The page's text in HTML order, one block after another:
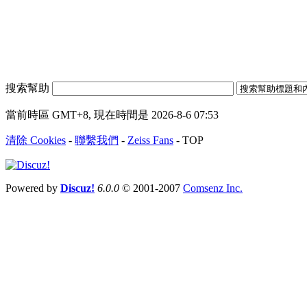
搜索幫助
當前時區 GMT+8, 現在時間是 2026-8-6 07:53
清除 Cookies - 聯繫我們 - Zeiss Fans - TOP
Powered by Discuz! 6.0.0 © 2001-2007 Comsenz Inc.